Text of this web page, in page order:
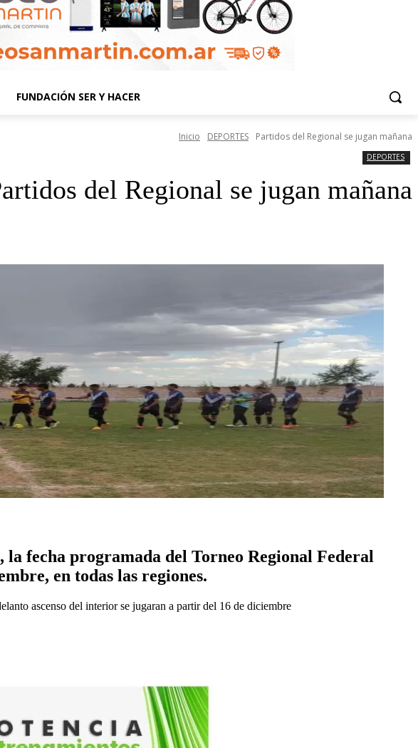
FUNDACIÓN SER Y HACER
Inicio DEPORTES Partidos del Regional se jugan mañana
DEPORTES
del Regional se jugan mañana
fecha programada del Torneo Regional Federal
en todas las regiones.
ascenso del interior se jugaran a partir del 16 de diciembre